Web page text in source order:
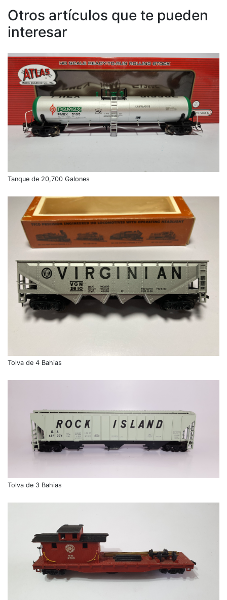
Otros artículos que te pueden
interesar
Tanque de 20,700 Galones
Tolva de 4 Bahias
Tolva de 3 Bahias